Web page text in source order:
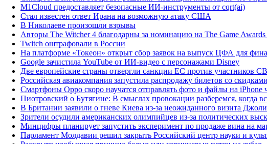
M1Cloud предоставляет безопасные ИИ-инструменты от cqrt(ai)
Стал известен ответ Ирана на возможную атаку США
В Николаеве произошли взрывы
Авторы The Witcher 4 благодарны за номинацию на The Game
Twitch оштрафовали в России
На платформе «Токеон» открыт сбор заявок на выпуск ЦФА для
Google зачистила YouTube от ИИ-видео с персонажами Disney
Две европейские страны отвергли санкции ЕС против участников
Российская авиакомпания запустила распродажу билетов со
Смартфоны Oppo скоро научатся отправлять фото и файлы на iPhone
Пиотровский о Бутягине: В смыслах провокации разберемся, когда
В Британии заявили о гневе Киева из-за неожиданного визита
Зрители осудили американских олимпийцев из-за политических
Минцифры планирует запустить эксперимент по продаже вина на
Парламент Молдавии решил закрыть Российский центр науки и